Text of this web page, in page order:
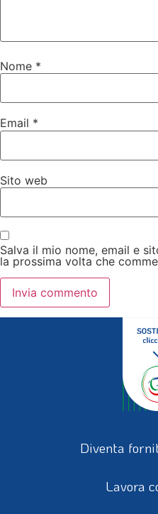
Nome *
Email *
Sito web
Salva il mio nome, email e
la prossima volta che
Diventa
Lavora